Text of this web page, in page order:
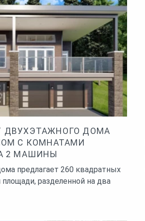
ДВУХЭТАЖНОГО ДОМА
С КОМНАТАМИ
2 МАШИНЫ
предлагает 260 квадратных
разделенной на два